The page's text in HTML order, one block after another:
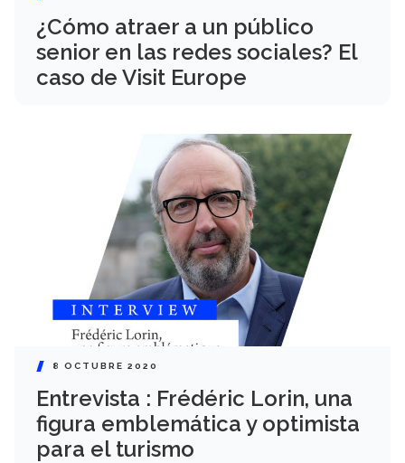
¿Cómo atraer a un público
senior en las redes sociales? El
caso de Visit Europe
8 OCTUBRE 2020
Entrevista : Frédéric Lorin, una
figura emblemática y optimista
para el turismo